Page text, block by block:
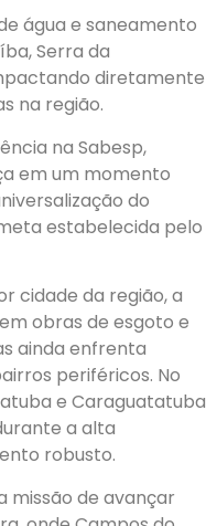
água e saneamento
Serra da
diretamente
na região.
na Sabesp,
em um momento
do
estabelecida pelo
cidade da região, a
obras de esgoto e
ainda enfrenta
periféricos. No
e Caraguatatuba
a alta
robusto.
de avançar